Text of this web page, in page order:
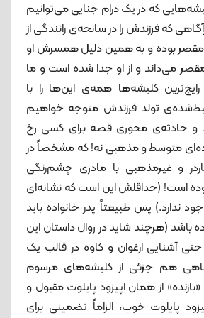
که در یک درام جنایی می‌توانیم
که فرزندش را در سانحه‌ی رانندگی از
بوده و به همین دلیل همسرش او
مقصر می‌داند و از او جدا شده است و ما
کلیشه‌ها همه‌ی این‌ها را با
تولد فرزندش متوجه خواهیم
و حادثه‌ی محوری قصه برای کسی رخ
متوسط و مذهبی نه! که مشخصاً در
و غیرمذهبی با مادری چشم‌رنگی
است! (حداقلش این است که نشانه‌ای
ندارد.) پس طبیعتاً پدر خانواده باید
(هرچند شاید در روال داستان این
آشنایی ارغوان و کاوه در قالب یک
هم جزئی از کلیشه‌های مرسوم
از همان اپیزود پایلوت مقبول و
پایلوت خوب، الزاماً تضمینی برای